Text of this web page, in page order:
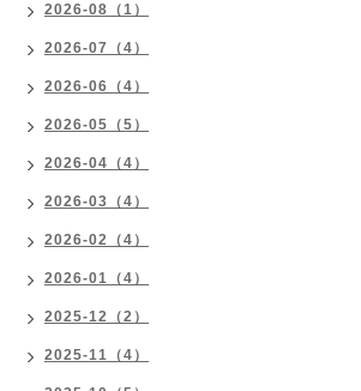
2026-08（1）
2026-07（4）
2026-06（4）
2026-05（5）
2026-04（4）
2026-03（4）
2026-02（4）
2026-01（4）
2025-12（2）
2025-11（4）